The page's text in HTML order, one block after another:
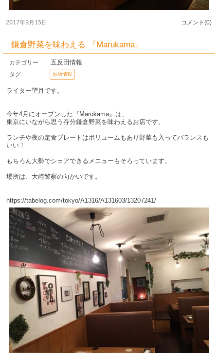
2017年9月15日 コメント(0)
鎌倉野菜を味わえる 『Marukama』
カテゴリー 五反田情報
タグ お店情報
ライター望月です。
今年4月にオープンした『Marukama』は、
東京にいながら思う存分鎌倉野菜を味わえるお店です。
ランチや夜の定食プレートはボリュームもあり野菜も入ってバランスも
いい！
もちろん大勢でシェアできるメニューもそろっています。
場所は、大崎警察の向かいです。
https://tabelog.com/tokyo/A1316/A131603/13207241/